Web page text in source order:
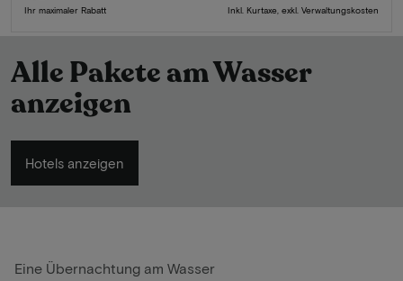
Ihr maximaler Rabatt Inkl. Kurtaxe, exkl. Verwaltungskosten
Alle Pakete am Wasser
anzeigen
Hotels anzeigen
Eine Übernachtung am Wasser